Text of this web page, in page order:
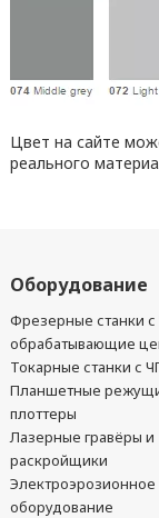
Цвет на сайте
реального
Оборудование
Фрезерные станки
обрабатывающие
Токарные станки с
Планшетные
плоттеры
Лазерные гравёры и
раскройщики
Электроэрозионное
оборудование